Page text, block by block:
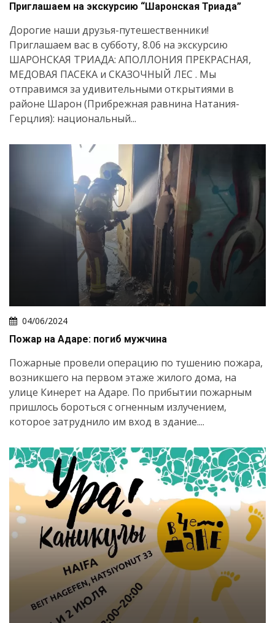
Приглашаем на экскурсию “Шаронская Триада”
Дорогие наши друзья-путешественники!
Приглашаем вас в субботу, 8.06 на экскурсию
ШАРОНСКАЯ ТРИАДА: АПОЛЛОНИЯ ПРЕКРАСНАЯ,
МЕДОВАЯ ПАСЕКА и СКАЗОЧНЫЙ ЛЕС . Мы
отправимся за удивительными открытиями в
районе Шарон (Прибрежная равнина Натания-
Герцлия): национальный...
04/06/2024
Пожар на Адаре: погиб мужчина
Пожарные провели операцию по тушению пожара,
возникшего на первом этаже жилого дома, на
улице Кинерет на Адаре. По прибытии пожарным
пришлось бороться с огненным излучением,
которое затруднило им вход в здание....